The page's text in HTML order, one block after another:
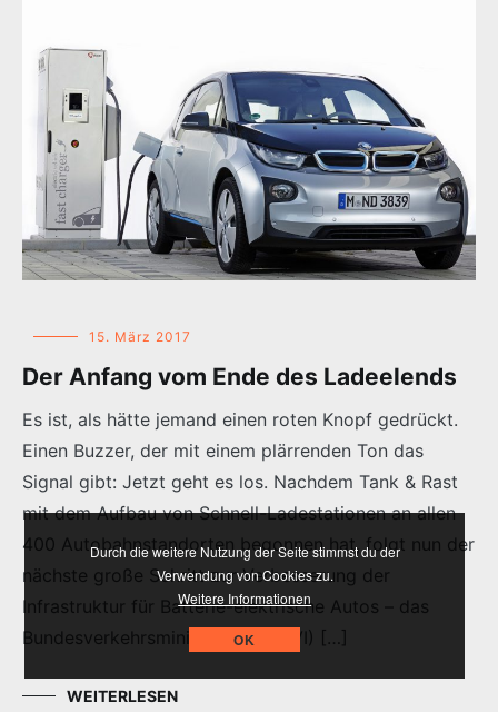
15. März 2017
Der Anfang vom Ende des Ladeelends
Es ist, als hätte jemand einen roten Knopf gedrückt.
Einen Buzzer, der mit einem plärrenden Ton das
Signal gibt: Jetzt geht es los. Nachdem Tank & Rast
mit dem Aufbau von Schnell-Ladestationen an allen
400 Autobahnstandorten begonnen hat, folgt nun der
nächste große Schritt zur Verbesserung der
Infrastruktur für Batterie-elektrische Autos – das
Bundesverkehrsministerium (BMVI) […]
WEITERLESEN
Durch die weitere Nutzung der Seite stimmst du der
Verwendung von Cookies zu.
Weitere Informationen
OK